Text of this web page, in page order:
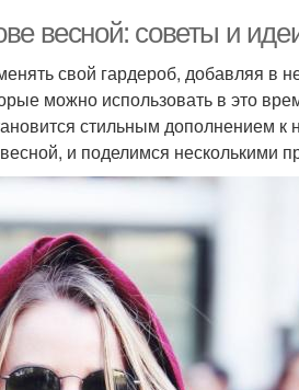
весной: советы и
свой гардероб, добавляя в
можно использовать в это
стильным дополнением к
и поделимся несколькими